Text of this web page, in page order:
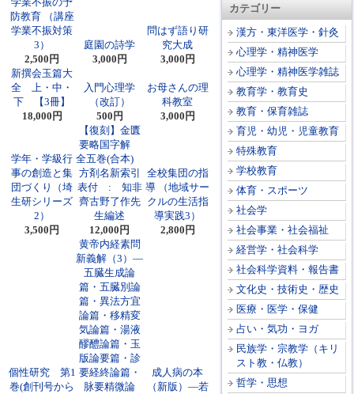
カテゴリー
漢方・東洋医学・針灸
心理学・精神医学
心理学・精神医学雑誌
教育学・教育史
教育・保育雑誌
育児・幼児・児童教育
特殊教育
学校教育
体育・スポーツ
社会学
社会事業・社会福祉
経営学・社会科学
社会科学資料・報告書
文化史・技術史・歴史
医療・医学・保健
占い・気功・ヨガ
民族学・宗教学（キリ
スト教・仏教）
哲学・思想
防教育 （講座
学業不振対策
3）
2,500円
庭園の詩学
3,000円
問はず語り研
究大成
3,000円
新撰会玉篇大
全 上・中・
下 【3冊】
18,000円
入門心理学
（改訂）
500円
お母さんの理
科教室
3,000円
学年・学級行
事の創造と集
団づくり（埼
生研シリーズ
2）
3,500円
【復刻】金匱
要略国字解
全五巻(合本)
方剤名新索引
表付 : 知非
齊古野了作先
生編述
12,000円
全校集団の指
導 （地域サー
クルの生活指
導実践3）
2,800円
個性研究 第1
巻(創刊号から
黄帝内経素問
新義解（3）―
五臓生成論
篇・五臓別論
篇・異法方宜
論篇・移精変
気論篇・湯液
醪醴論篇・玉
版論要篇・診
要経終論篇・
脉要精微論
成人病の本
（新版）―若